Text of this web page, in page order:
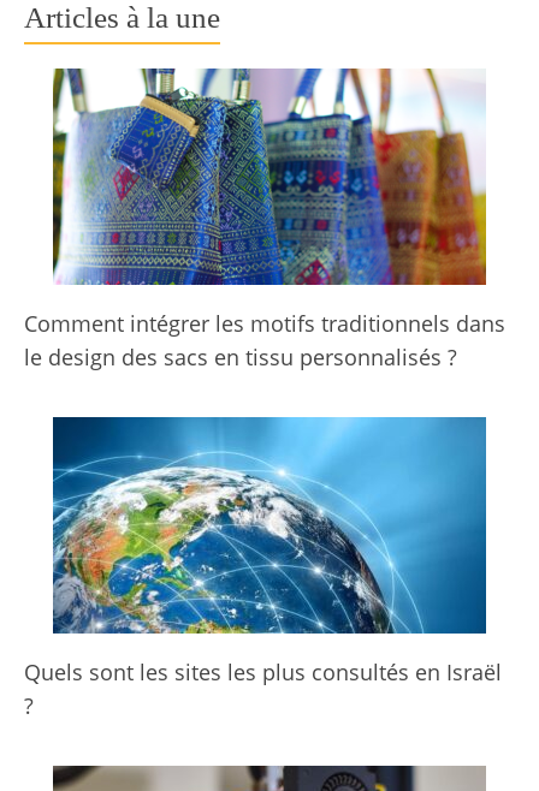
Articles à la une
Comment intégrer les motifs traditionnels dans
le design des sacs en tissu personnalisés ?
Quels sont les sites les plus consultés en Israël
?